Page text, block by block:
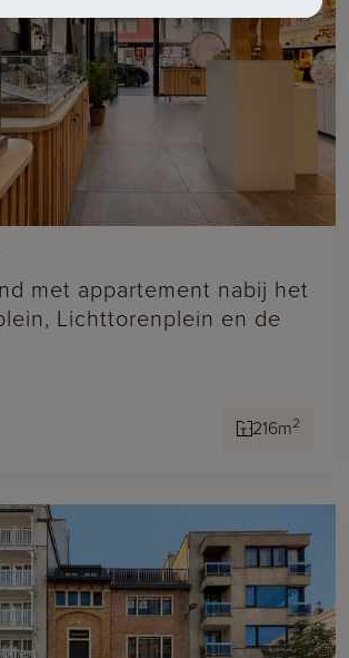
met appartement nabij het
Lichttorenplein en de
216m2